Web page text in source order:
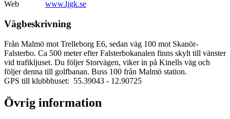
Web
www.ljgk.se
Vägbeskrivning
Från Malmö mot Trelleborg E6, sedan väg 100 mot Skanör-
Falsterbo. Ca 500 meter efter Falsterbokanalen finns skylt till vänster
vid trafikljuset. Du följer Storvägen, viker in på Kinells väg och
följer denna till golfbanan. Buss 100 från Malmö station.
GPS till klubbhuset: 55.39043 - 12.90725
Övrig information